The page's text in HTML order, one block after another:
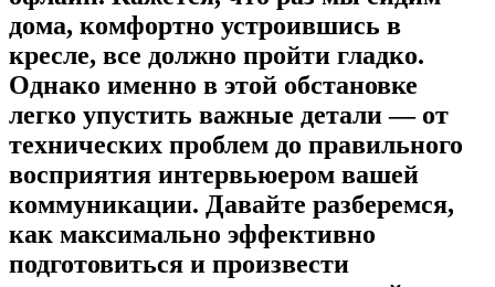
дома, комфортно устроившись в
кресле, все должно пройти гладко.
Однако именно в этой обстановке
легко упустить важные детали — от
технических проблем до правильного
восприятия интервьюером вашей
коммуникации. Давайте разберемся,
как максимально эффективно
подготовиться и произвести